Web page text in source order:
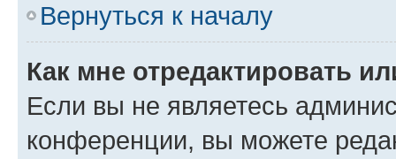
Вернуться к началу
Как мне отредактировать
Если вы не являетесь
конференции, вы можете